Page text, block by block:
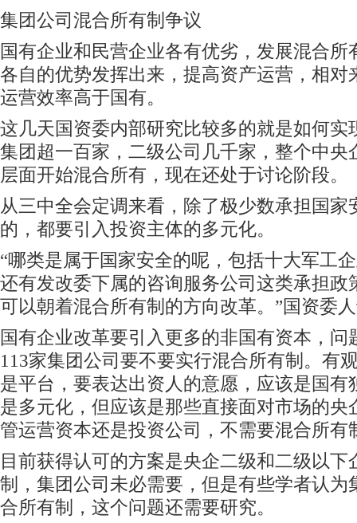
集团公司混合所有制争议
国有企业和民营企业各有优劣，发展混合所
各自的优势发挥出来，提高资产运营，相对
运营效率高于国有。
这几天国资委内部研究比较多的就是如何实
集团超一百家，二级公司几千家，整个中央
层面开始混合所有，现在还处于讨论阶段。
从三中全会定调来看，除了极少数承担国家
的，都要引入投资主体的多元化。
“哪类是属于国家安全的呢，包括十大军工
还有发改委下属的咨询服务公司这类承担政
可以朝着混合所有制的方向改革。”国资委
国有企业改革要引入更多的非国有资本，问
113家集团公司要不要实行混合所有制。有
是平台，要表达出资人的意愿，应该是国有
是多元化，但应该是那些直接面对市场的央
管运营资本还是投资公司，不需要混合所有
目前获得认可的方案是央企二级和二级以下
制，集团公司未必需要，但是有些学者认为
合所有制，这个问题还需要研究。